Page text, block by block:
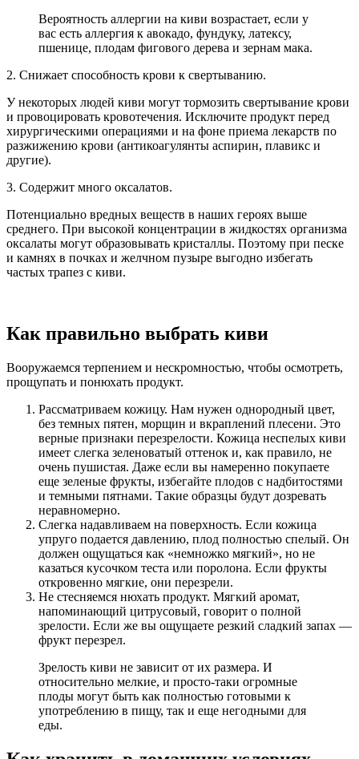
Вероятность аллергии на киви возрастает, если у
вас есть аллергия к авокадо, фундуку, латексу,
пшенице, плодам фигового дерева и зернам мака.
2. Снижает способность крови к свертыванию.
У некоторых людей киви могут тормозить свертывание крови
и провоцировать кровотечения. Исключите продукт перед
хирургическими операциями и на фоне приема лекарств по
разжижению крови (антикоагулянты аспирин, плавикс и
другие).
3. Содержит много оксалатов.
Потенциально вредных веществ в наших героях выше
среднего. При высокой концентрации в жидкостях организма
оксалаты могут образовывать кристаллы. Поэтому при песке
и камнях в почках и желчном пузыре выгодно избегать
частых трапез с киви.
Как правильно выбрать киви
Вооружаемся терпением и нескромностью, чтобы осмотреть,
прощупать и понюхать продукт.
Рассматриваем кожицу. Нам нужен однородный цвет,
без темных пятен, морщин и вкраплений плесени. Это
верные признаки перезрелости. Кожица неспелых киви
имеет слегка зеленоватый оттенок и, как правило, не
очень пушистая. Даже если вы намеренно покупаете
еще зеленые фрукты, избегайте плодов с надбитостями
и темными пятнами. Такие образцы будут дозревать
неравномерно.
Слегка надавливаем на поверхность. Если кожица
упруго подается давлению, плод полностью спелый. Он
должен ощущаться как «немножко мягкий», но не
казаться кусочком теста или поролона. Если фрукты
откровенно мягкие, они перезрели.
Не стесняемся нюхать продукт. Мягкий аромат,
напоминающий цитрусовый, говорит о полной
зрелости. Если же вы ощущаете резкий сладкий запах —
фрукт перезрел.
Зрелость киви не зависит от их размера. И
относительно мелкие, и просто-таки огромные
плоды могут быть как полностью готовыми к
употреблению в пищу, так и еще негодными для
еды.